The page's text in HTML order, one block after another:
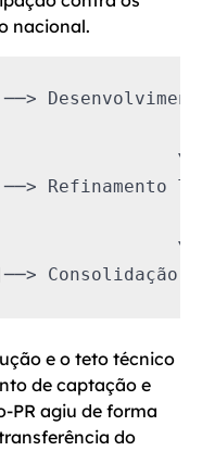
nacional.
▼
Refinamento
▼
e o teto técnico
de captação e
PR agiu de forma
do